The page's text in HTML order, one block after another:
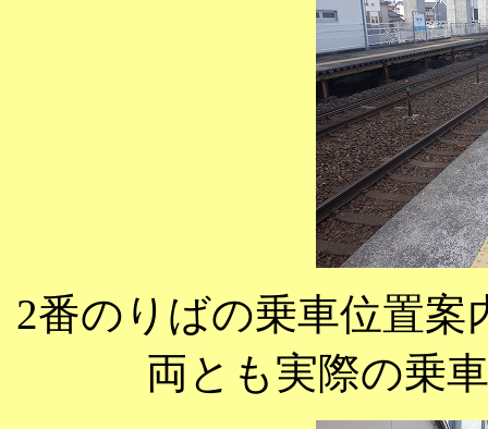
2番のりばの乗車位置案
両とも実際の乗